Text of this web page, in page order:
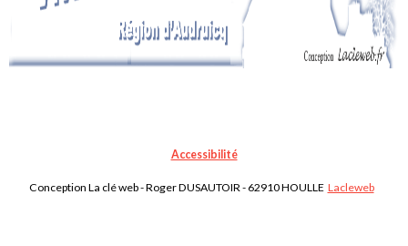
Accessibilité
Conception La clé web - Roger DUSAUTOIR - 62910 HOULLE Lacleweb